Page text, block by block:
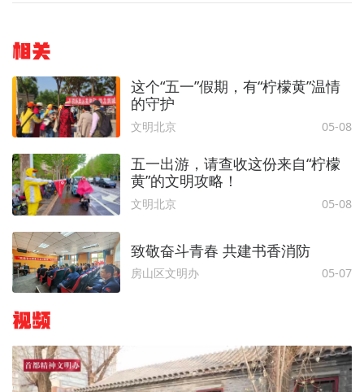
相关
这个“五一”假期，有“柠檬黄”温情
的守护
文明北京 05-08
五一出游，请查收这份来自“柠檬
黄”的文明攻略！
文明北京 05-08
致敬奋斗青春 共建书香消防
房山区文明办 05-07
视频